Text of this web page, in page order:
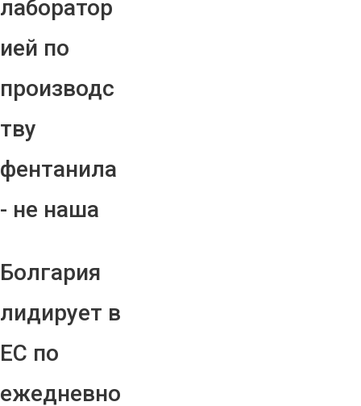
лаборатор
ией по
производс
тву
фентанила
- не наша
Болгария
лидирует в
ЕС по
ежедневно